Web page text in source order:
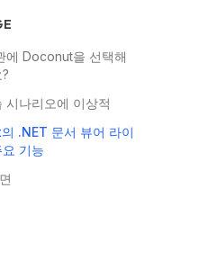
에 Doconut을 선택해
시나리오에 이상적
.NET 문서 뷰어 라이
기능